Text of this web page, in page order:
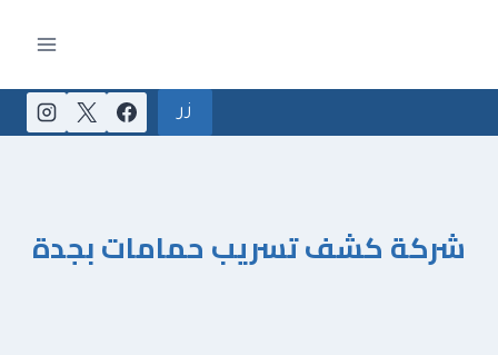
زر
شركة كشف تسريب حمامات بجدة